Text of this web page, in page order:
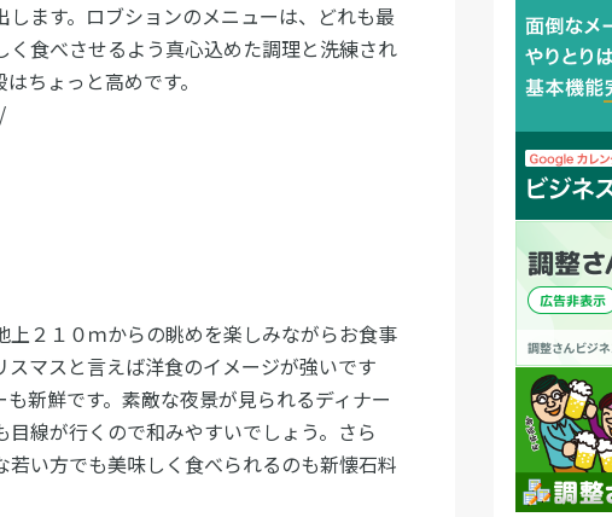
ます。ロブションのメニューは、どれも最
食べさせるよう真心込めた調理と洗練され
ちょっと高めです。
２１０ｍからの眺めを楽しみながらお食事
マスと言えば洋食のイメージが強いです
新鮮です。素敵な夜景が見られるディナー
線が行くので和みやすいでしょう。さら
い方でも美味しく食べられるのも新懐石料